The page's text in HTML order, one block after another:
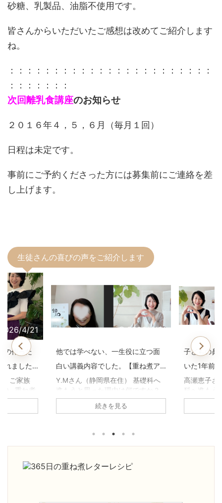
砂糖、乳製品、油脂不使用です。
皆さんからいただいたご感想は改めてご紹介します
ね。
：：：：：：：：：：：：：：：：：：：：：：：
：：：：：：：
次回離乳食講座のお知らせ
２０１６年４，５，６月（毎月１回）
日程は未定です。
事前にご予約くださった方には募集前にご連絡を差
し上げます。
生徒さんの喜びの声をご紹介します
4/21
の作った
れました
科生徒さ
ご家族
） 重ね煮
に悩んで
レステロ
・気持ち
2026/4/21
他では学べない、一生役に立つ面
白い講義内容でした。【重ね煮ア
カデミー基礎科生徒さんのお声】
Y.Mさん（静岡県在住） 基礎科へ
進もうと思った理由は何ですか？
養生科がとても面白かったので、
続けようと思いました。1年を通し
手当について。 どれも大切な知恵
続きを見る
子どもの鼻
いた1年前
煮アカデミ
高瀬恵子さ
科へ進もう
か？ 養生